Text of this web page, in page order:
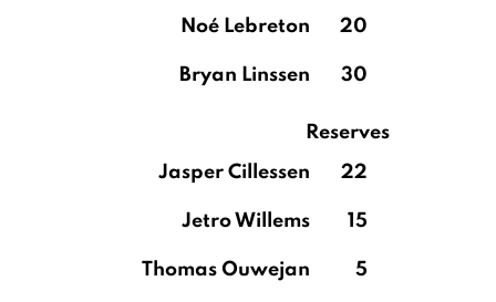
Noé Lebreton 20
Bryan Linssen 30
Reserves
Jasper Cillessen
22
Jetro Willems 15
Thomas Ouwejan 5